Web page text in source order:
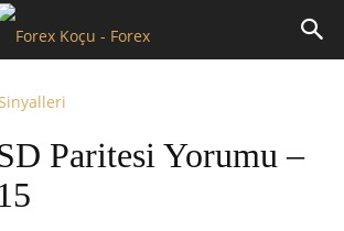
Paritesi Yorumu –